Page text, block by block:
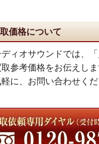
価格について
ディオサウンドでは、
参考価格をお伝えし
に、お問い合わせく